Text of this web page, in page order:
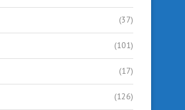
(37)
(101)
(17)
(126)